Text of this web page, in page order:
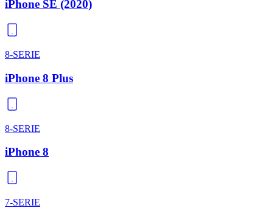
iPhone SE (2020)
8-SERIE
iPhone 8 Plus
8-SERIE
iPhone 8
7-SERIE